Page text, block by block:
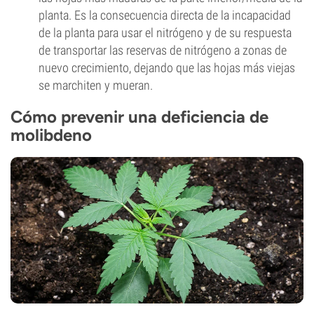
planta. Es la consecuencia directa de la incapacidad
de la planta para usar el nitrógeno y de su respuesta
de transportar las reservas de nitrógeno a zonas de
nuevo crecimiento, dejando que las hojas más viejas
se marchiten y mueran.
Cómo prevenir una deficiencia de
molibdeno